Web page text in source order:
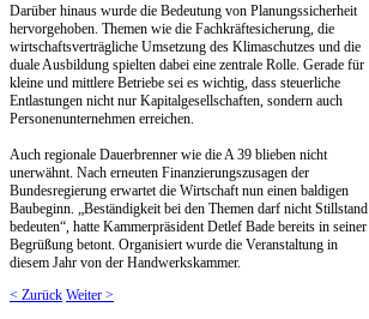
Darüber hinaus wurde die Bedeutung von Planungssicherheit
hervorgehoben. Themen wie die Fachkräftesicherung, die
wirtschaftsverträgliche Umsetzung des Klimaschutzes und die
duale Ausbildung spielten dabei eine zentrale Rolle. Gerade für
kleine und mittlere Betriebe sei es wichtig, dass steuerliche
Entlastungen nicht nur Kapitalgesellschaften, sondern auch
Personenunternehmen erreichen.
Auch regionale Dauerbrenner wie die A 39 blieben nicht
unerwähnt. Nach erneuten Finanzierungszusagen der
Bundesregierung erwartet die Wirtschaft nun einen baldigen
Baubeginn. „Beständigkeit bei den Themen darf nicht Stillstand
bedeuten“, hatte Kammerpräsident Detlef Bade bereits in seiner
Begrüßung betont. Organisiert wurde die Veranstaltung in
diesem Jahr von der Handwerkskammer.
< Zurück Weiter >